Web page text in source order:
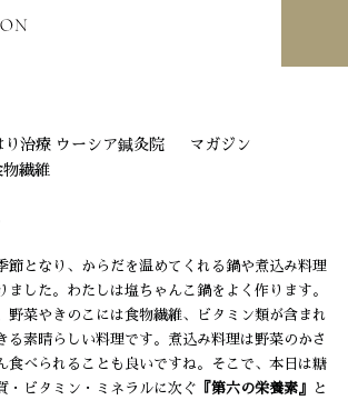
治療 ウーシア鍼灸院
マガジン
物繊維
となり、からだを温めてくれる鍋や煮込み料理
ました。わたしは塩ちゃんこ鍋をよく作ります。
野菜やきのこには食物繊維、ビタミン類が含まれ
る素晴らしい料理です。煮込み料理は野菜のかさ
食べられることも良いですね。そこで、本日は糖
・ビタミン・ミネラルに次ぐ
『第六の栄養素』
と